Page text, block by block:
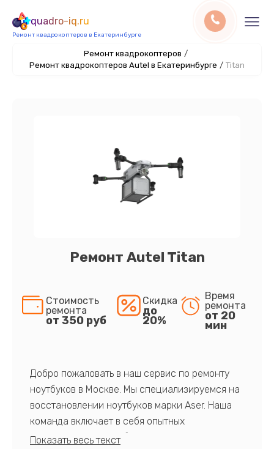
quadro-iq.ru
Ремонт квадрокоптеров в Екатеринбурге
Ремонт квадрокоптеров /
Ремонт квадрокоптеров Autel в Екатеринбурге / Titan
Ремонт Autel Titan
Стоимость
ремонта
от 350 руб
Скидка
до
20%
Время
ремонта
от 20
мин
Добро пожаловать в наш сервис по ремонту
ноутбуков в Москве. Мы специализируемся на
восстановлении ноутбуков марки Aser. Наша
команда включает в себя опытных
профессионалов с обширными знаниями и